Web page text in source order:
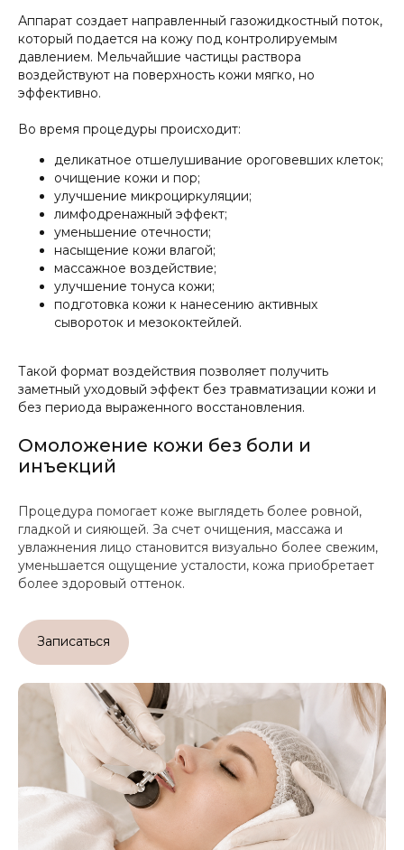
Аппарат создает направленный газожидкостный поток,
который подается на кожу под контролируемым
давлением. Мельчайшие частицы раствора
воздействуют на поверхность кожи мягко, но
эффективно.
Во время процедуры происходит:
деликатное отшелушивание ороговевших клеток;
очищение кожи и пор;
улучшение микроциркуляции;
лимфодренажный эффект;
уменьшение отечности;
насыщение кожи влагой;
массажное воздействие;
улучшение тонуса кожи;
подготовка кожи к нанесению активных
сывороток и мезококтейлей.
Такой формат воздействия позволяет получить
заметный уходовый эффект без травматизации кожи и
без периода выраженного восстановления.
Омоложение кожи без боли и
инъекций
Процедура помогает коже выглядеть более ровной,
гладкой и сияющей. За счет очищения, массажа и
увлажнения лицо становится визуально более свежим,
уменьшается ощущение усталости, кожа приобретает
более здоровый оттенок.
Записаться